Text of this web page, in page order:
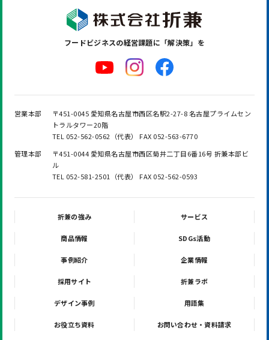
フードビジネスの経営課題に「解決策」を
営業本部
〒451-0045 愛知県名古屋市西区名駅2-27-8 名古屋プライムセン
トラルタワー20階
TEL 052-562-0562（代表） FAX 052-563-6770
管理本部
〒451-0044 愛知県名古屋市西区菊井二丁目6番16号 折兼本部ビ
ル
TEL 052-581-2501（代表） FAX 052-562-0593
折兼の強み サービス
商品情報 SDGs活動
事例紹介 企業情報
採用サイト 折兼ラボ
デザイン事例 用語集
お役立ち資料 お問い合わせ・資料請求